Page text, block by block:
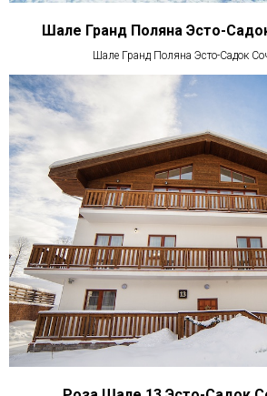
Шале Гранд Поляна Эсто-
Шале Гранд Поляна Эсто-Садок